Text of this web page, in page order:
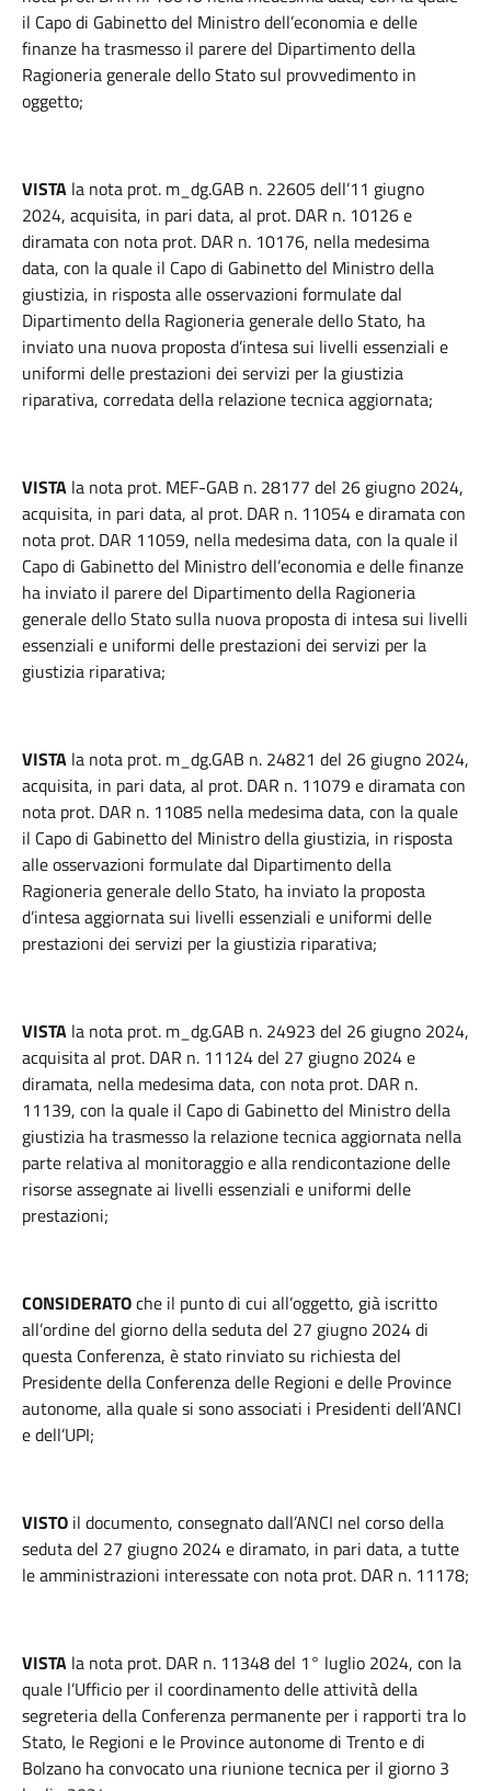
il Capo di Gabinetto del Ministro dell’economia e delle
finanze ha trasmesso il parere del Dipartimento della
Ragioneria generale dello Stato sul provvedimento in
oggetto;
VISTA la nota prot. m_dg.GAB n. 22605 dell’11 giugno
2024, acquisita, in pari data, al prot. DAR n. 10126 e
diramata con nota prot. DAR n. 10176, nella medesima
data, con la quale il Capo di Gabinetto del Ministro della
giustizia, in risposta alle osservazioni formulate dal
Dipartimento della Ragioneria generale dello Stato, ha
inviato una nuova proposta d’intesa sui livelli essenziali e
uniformi delle prestazioni dei servizi per la giustizia
riparativa, corredata della relazione tecnica aggiornata;
VISTA la nota prot. MEF-GAB n. 28177 del 26 giugno 2024,
acquisita, in pari data, al prot. DAR n. 11054 e diramata con
nota prot. DAR 11059, nella medesima data, con la quale il
Capo di Gabinetto del Ministro dell’economia e delle finanze
ha inviato il parere del Dipartimento della Ragioneria
generale dello Stato sulla nuova proposta di intesa sui livelli
essenziali e uniformi delle prestazioni dei servizi per la
giustizia riparativa;
VISTA la nota prot. m_dg.GAB n. 24821 del 26 giugno 2024,
acquisita, in pari data, al prot. DAR n. 11079 e diramata con
nota prot. DAR n. 11085 nella medesima data, con la quale
il Capo di Gabinetto del Ministro della giustizia, in risposta
alle osservazioni formulate dal Dipartimento della
Ragioneria generale dello Stato, ha inviato la proposta
d’intesa aggiornata sui livelli essenziali e uniformi delle
prestazioni dei servizi per la giustizia riparativa;
VISTA la nota prot. m_dg.GAB n. 24923 del 26 giugno 2024,
acquisita al prot. DAR n. 11124 del 27 giugno 2024 e
diramata, nella medesima data, con nota prot. DAR n.
11139, con la quale il Capo di Gabinetto del Ministro della
giustizia ha trasmesso la relazione tecnica aggiornata nella
parte relativa al monitoraggio e alla rendicontazione delle
risorse assegnate ai livelli essenziali e uniformi delle
prestazioni;
CONSIDERATOche il punto di cui all’oggetto, già iscritto
all’ordine del giorno della seduta del 27 giugno 2024 di
questa Conferenza, è stato rinviato su richiesta del
Presidente della Conferenza delle Regioni e delle Province
autonome, alla quale si sono associati i Presidenti dell’ANCI
e dell’UPI;
VISTO il documento, consegnato dall’ANCI nel corso della
seduta del 27 giugno 2024 e diramato, in pari data, a tutte
le amministrazioni interessate con nota prot. DAR n. 11178;
VISTA la nota prot. DAR n. 11348 del 1° luglio 2024, con la
quale l’Ufficio per il coordinamento delle attività della
segreteria della Conferenza permanente per i rapporti tra lo
Stato, le Regioni e le Province autonome di Trento e di
Bolzano ha convocato una riunione tecnica per il giorno 3